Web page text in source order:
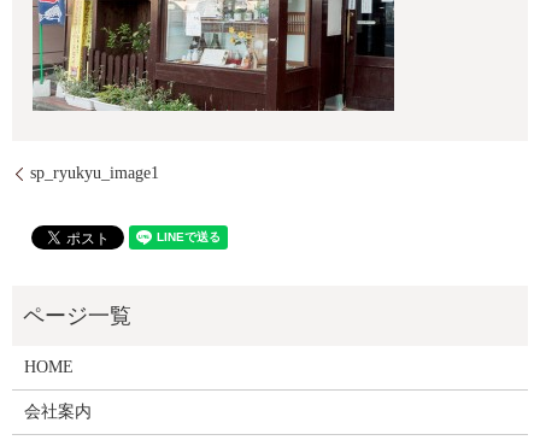
sp_ryukyu_image1
HOME
会社案内